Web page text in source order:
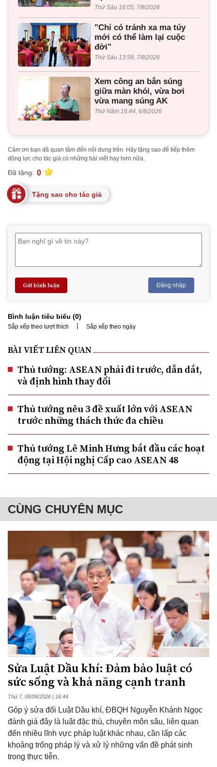
Thứ Sáu 16:05, 7/8/2026
"Chỉ có tránh xa ma túy
mới có thể làm lại cuộc
đời"
Thứ Sáu 13:58, 7/8/2026
Xem công an bắn súng
giữa màn khói, vừa bơi
vừa mang súng AK
Thứ Năm 16:44, 6/8/2026
Cảm ơn bạn đã quan tâm đến nội dung trên. Hãy tặng sao để tiếp thêm
động lực cho tác giả có những bài viết hay hơn nữa.
Đã tặng: 0
Tặng sao cho tác giả
Gửi bình luận Đăng nhập
Bình luận tiêu biểu (0)
Sắp xếp theo lượt thích | Sắp xếp theo ngày
BÀI VIẾT LIÊN QUAN
Thủ tướng: ASEAN phải đi trước, dẫn dắt,
và định hình thay đổi
Thủ tướng nêu 3 đề xuất lớn với ASEAN
trước những thách thức đa chiều
Thủ tướng Lê Minh Hưng bắt đầu các hoạt
động tại Hội nghị Cấp cao ASEAN 48
CÙNG CHUYÊN MỤC
Sửa Luật Dầu khí: Đảm bảo luật có
sức sống và khả năng cạnh tranh
Thứ 7, 08/08/2026 | 16:44
Góp ý sửa đổi Luật Dầu khí, ĐBQH Nguyễn Khánh Ngọc
đánh giá đây là luật đặc thù, chuyên môn sâu, liên quan
đến nhiều lĩnh vực pháp luật khác nhau, cần lấp các
khoảng trống pháp lý và xử lý những vấn đề phát sinh
trong thực tiễn.